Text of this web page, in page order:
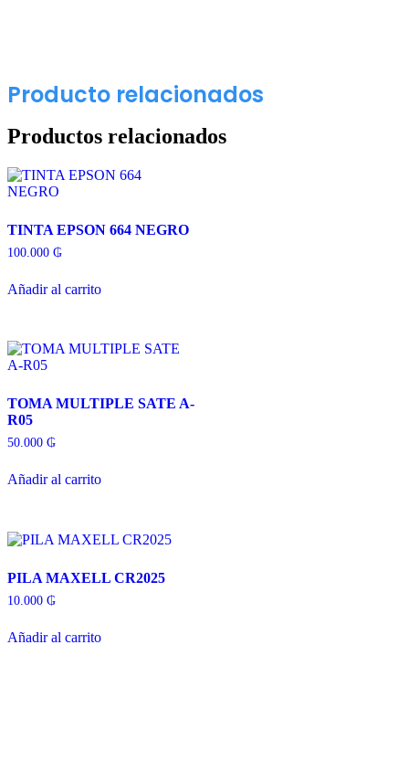
Producto relacionados
Productos relacionados
TINTA EPSON 664 NEGRO
100.000 ₲
Añadir al carrito
TOMA MULTIPLE SATE A-
R05
50.000 ₲
Añadir al carrito
PILA MAXELL CR2025
10.000 ₲
Añadir al carrito